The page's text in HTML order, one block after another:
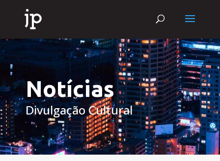
Notícias
Divulgação Cultural